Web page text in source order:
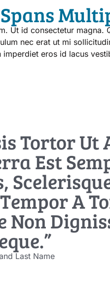
Ut id consectetur magna.
nec erat ut mi
eros id lacus
Tortor Ut
Est
A
Non
Last Name